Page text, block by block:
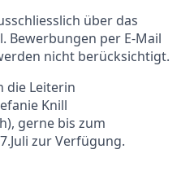
über das
Bewerbungen per E-Mail
nicht berücksichtigt.
die Leiterin
Knill
gerne bis zum
zur Verfügung.